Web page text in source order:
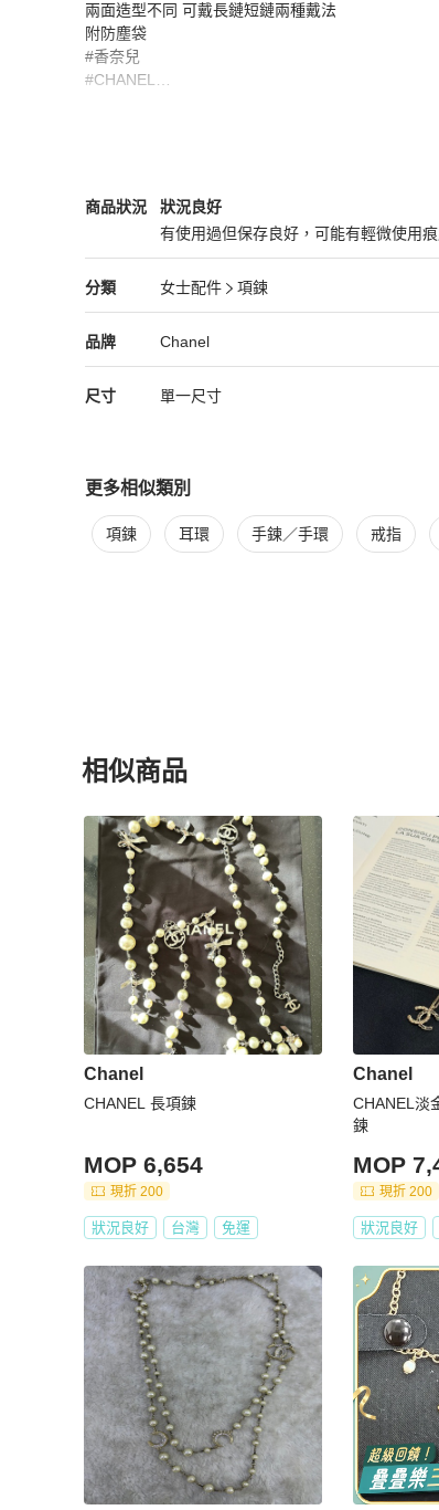
兩面造型不同 可戴長鏈短鏈兩種戴法
附防塵袋
#香奈兒
#CHANEL
商品狀況
Chanel女士配件商品狀態與細節
狀況良好
有使用過但保存良好，可能有輕微使用
狀況良好
分類
Chanel 女士配件分類資訊
女士配件
項鍊
女士配件/項鍊推薦
品牌
Chanel 精品女士配件
Chanel
Chanel 推薦清單
尺寸 單一尺寸
更多相似類別
更多Chanel 女士配件 相似商品推薦
項鍊 耳環 手鍊／手環 戒指
相似商品
更多相似Chanel女士配件推薦精品
Chanel
CHANEL 長項鍊
MOP 6,654
現折 200
狀況良好 台灣 免運
Chanel
CHANEL淡
鍊
MOP
現折 200
狀況良好